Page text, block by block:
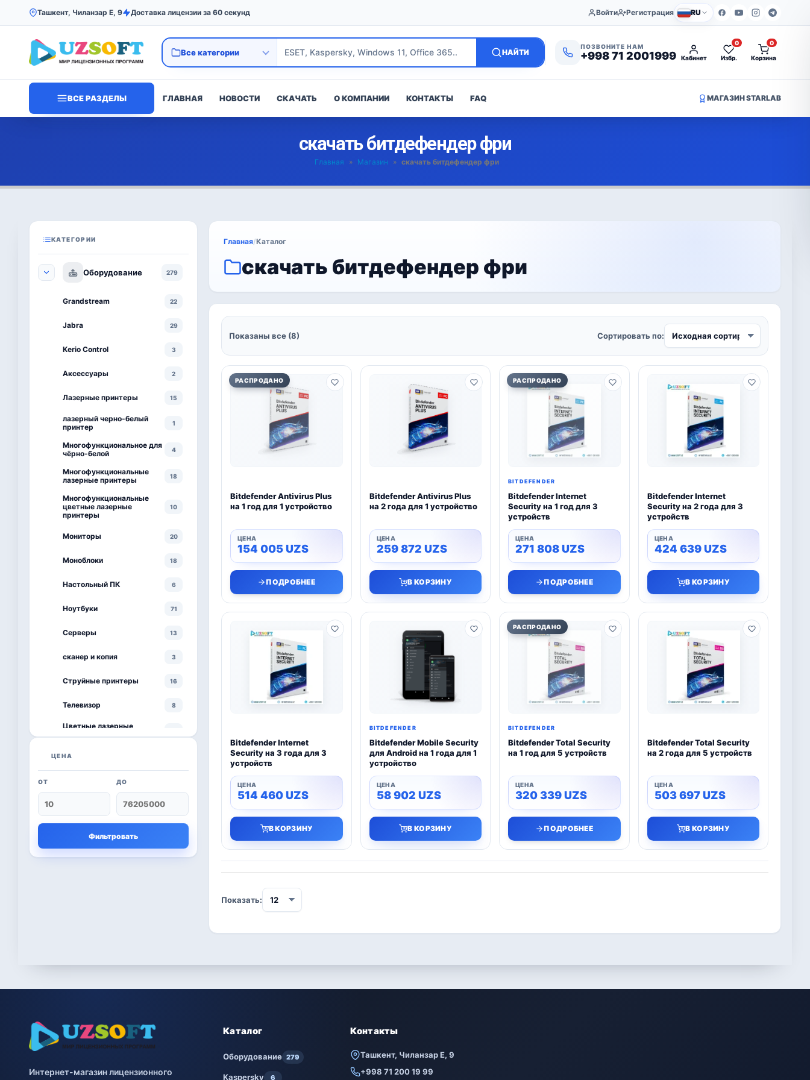
Ташкент, Чиланзар Е, 9 Доставка лицензии за 60 секунд Войти Регистрация RU
НАЙТИ
ПОЗВОНИТЕ НАМ
+998 71 2001999 Кабинет Избр.
0
Корзина
0
ВСЕ РАЗДЕЛЫ ГЛАВНАЯ НОВОСТИ СКАЧАТЬ О КОМПАНИИ КОНТАКТЫ FAQ МАГАЗИН STARLAB
скачать битдефендер фри
Главная » Магазин » скачать битдефендер фри
КАТЕГОРИИ
Оборудование 279
Grandstream 22
Jabra 29
Kerio Control 3
Аксессуары 2
Лазерные принтеры 15
лазерный черно-белый
принтер
1
Многофункциональное для
чёрно-белой
4
Многофункциональные
лазерные принтеры
18
Многофункциональные
цветные лазерные
принтеры
10
Мониторы 20
Моноблоки 18
Настольный ПК 6
Ноутбуки 71
Серверы 13
сканер и копия 3
Струйные принтеры 16
Телевизор 8
Цветные лазерные
принтеры
черно-белый принтер
Kaspersky
Microsoft
Другие программы
Dr.Web 4
Онлайн кинотеатр
IVI
ЦЕНА
ОТ ДО
Фильтровать
Главная/Каталог
скачать битдефендер фри
Показаны все (8) Сортировать по:
РАСПРОДАНО
Bitdefender Antivirus Plus
на 1 год для 1 устройство
154 005UZS
ПОДРОБНЕЕ
Bitdefender Antivirus Plus
на 2 года для 1 устройство
259 872 UZS
В КОРЗИНУ
РАСПРОДАНО
BITDEFENDER
Bitdefender Internet
Security на 1 год для 3
устройств
271 808UZS
ПОДРОБНЕЕ
Bitdefender Internet
Security на 2 года для 3
устройств
424 639UZS
В КОРЗИНУ
Bitdefender Internet
Security на 3 года для 3
устройств
514 460UZS
В КОРЗИНУ
BITDEFENDER
Bitdefender Mobile Security
для Android на 1 года для 1
устройство
58 902 UZS
В КОРЗИНУ
РАСПРОДАНО
BITDEFENDER
Bitdefender Total Security
на 1 год для 5 устройств
320 339UZS
ПОДРОБНЕЕ
Bitdefender Total Security
на 2 года для 5 устройств
503 697UZS
В КОРЗИНУ
Показать:
Интернет-магазин лицензионного
Каталог
Оборудование 279
Kaspersky 6
Контакты
Ташкент, Чиланзар Е, 9
+998 71 200 19 99